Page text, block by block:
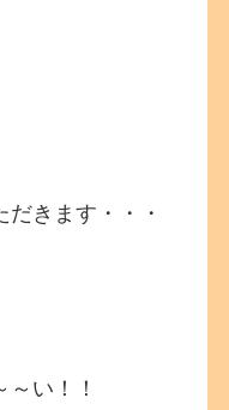
きます・・・
い！！